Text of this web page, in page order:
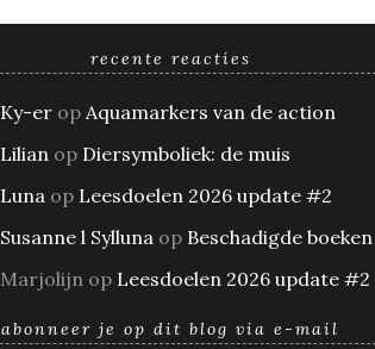
recente reacties
Ky-er op Aquamarkers van de action
Lilian op Diersymboliek: de muis
Luna op Leesdoelen 2026 update #2
Susanne l Sylluna op Beschadigde boeken
Marjolijn op Leesdoelen 2026 update #2
abonneer je op dit blog via e-mail